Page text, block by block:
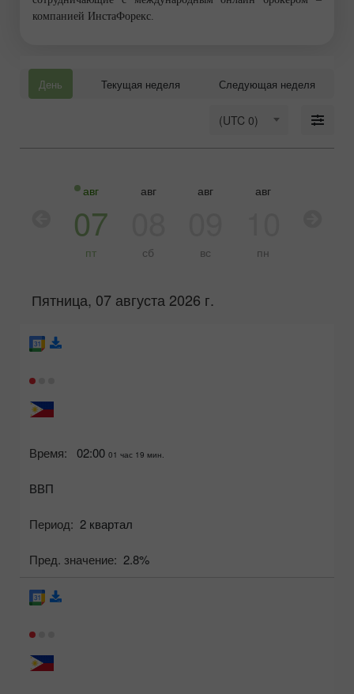
компанией ИнстаФорекс.
День Текущая неделя Следующая неделя
(UTC 0)
авг
07
пт
авг
сб
авг
вс
авг
пн
Пятница, 07 августа 2026 г.
Время: 02:00 01 час 19 мин.
ВВП
Период: 2 квартал
Пред. значение: 2.8%